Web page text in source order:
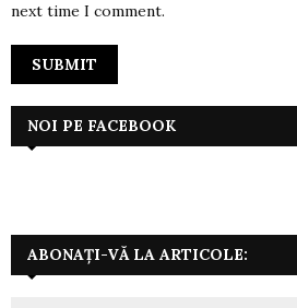
next time I comment.
NOI PE FACEBOOK
ABONAȚI-VĂ LA ARTICOLE: